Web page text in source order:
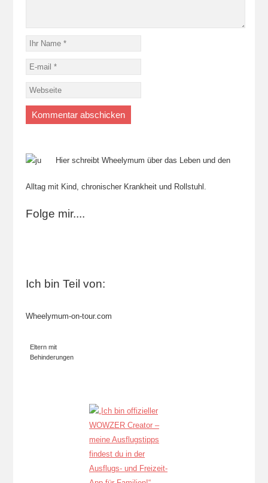
Hier schreibt Wheelymum über das Leben und den
Alltag mit Kind, chronischer Krankheit und Rollstuhl.
Folge mir....
Ich bin Teil von:
Wheelymum-on-tour.com
Eltern mit
Behinderungen